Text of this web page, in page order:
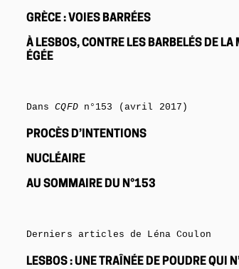
GRÈCE : VOIES BARRÉES
À LESBOS, CONTRE LES BARBELÉS DE LA
ÉGÉE
DansCQFDn°153 (avril 2017)
PROCÈS D’INTENTIONS
NUCLÉAIRE
AU SOMMAIRE DU N°153
Derniers articles de Léna Coulon
LESBOS : UNE TRAÎNÉE DE POUDRE QUI